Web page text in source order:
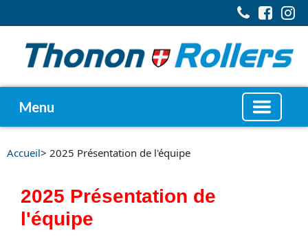
Menu
Accueil> 2025 Présentation de l'équipe
2025 Présentation de
l'équipe